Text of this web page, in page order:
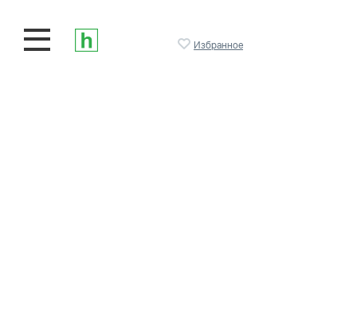
Избранное